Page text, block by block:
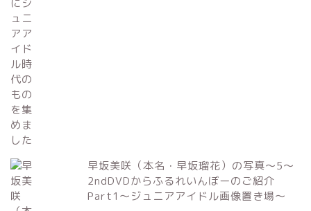
早坂美咲（本名・早坂瑠花）の写真～5～
2ndDVDからふるれいんぼーのご紹介
Part1～ジュニアアイドル画像置き場～